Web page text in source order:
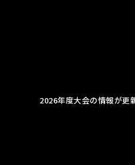
2026年度大会の情報が更